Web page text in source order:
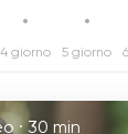
4 giorno 5 giorno
·30 min